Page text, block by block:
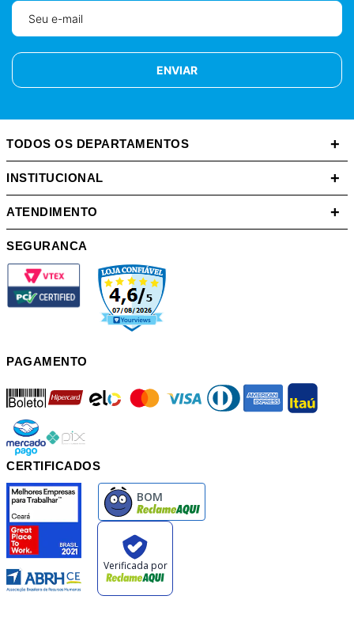
ENVIAR
TODOS OS DEPARTAMENTOS +
INSTITUCIONAL +
ATENDIMENTO +
SEGURANCA
PAGAMENTO
boleto mastercard diners american itau
mercadopago
CERTIFICADOS